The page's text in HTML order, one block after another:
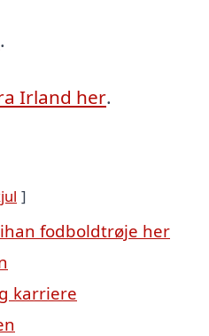
.
Irland her.
fodboldtrøje her
karriere